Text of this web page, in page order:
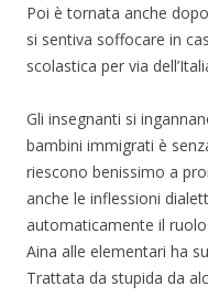
Poi è tornata anche
si sentiva soffocare in
scolastica per via
Gli insegnanti si
bambini immigrati è
riescono benissimo a
anche le inflessioni
automaticamente il
Aina alle elementari ha
Trattata da stupida da